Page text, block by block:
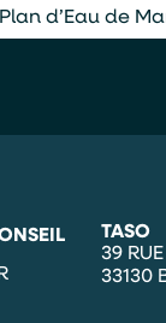
d’Eau de
TASO
39
33130